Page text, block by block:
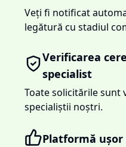
Veți fi notificat
legătură cu stadiul
Verificarea
specialist
Toate solicitările sunt
specialiștii noștri.
Platformă